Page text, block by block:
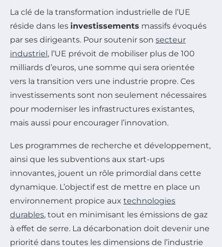
La clé de la transformation industrielle de l’UE
réside dans les investissements massifs évoqués
par ses dirigeants. Pour soutenir son secteur
industriel , l’UE prévoit de mobiliser plus de 100
milliards d’euros, une somme qui sera orientée
vers la transition vers une industrie propre. Ces
investissements sont non seulement nécessaires
pour moderniser les infrastructures existantes,
mais aussi pour encourager l’innovation.
Les programmes de recherche et développement,
ainsi que les subventions aux start-ups
innovantes, jouent un rôle primordial dans cette
dynamique. L’objectif est de mettre en place un
environnement propice aux technologies
durables, tout en minimisant les émissions de gaz
à effet de serre. La décarbonation doit devenir une
priorité dans toutes les dimensions de l’industrie